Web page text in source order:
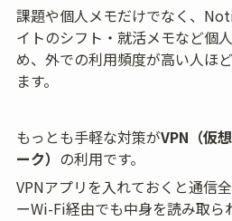
課題や個人メモだけでなく、
イトのシフト・就活メモなど個
め、外での利用頻度が高い人ほ
ます。
もっとも手軽な対策がVPN（仮
ーク） の利用です。
VPNアプリを入れておくと通信
ーWi-Fi経由でも中身を読み取ら